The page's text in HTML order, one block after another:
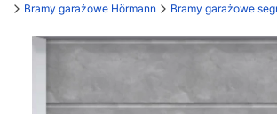
Bramy garażowe Hörmann